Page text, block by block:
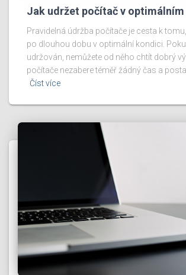
Jak udržet počítač v optimálním
Pravidelná údržba počítače je cesta k
po dlouhou dobu v optimální kondici.
udržován, nemůžete od něho chtít dobrý
počítače nezabere téměř žádný čas a
Číst více